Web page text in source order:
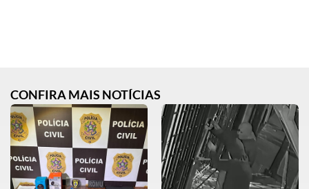
CONFIRA MAIS NOTÍCIAS